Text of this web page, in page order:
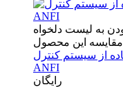
به لیست دلخواه
مقایسه این محصول
از سيستم كنترل
ANFI
رایگان